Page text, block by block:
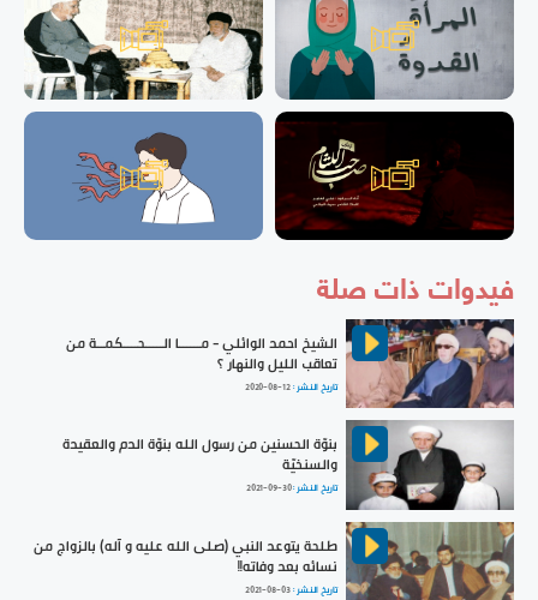
فيدوات ذات صلة
الشيخ احمد الوائلي - مــــــا الـــــحــــكمــة من
تعاقب الليل والنهار ؟
تاريخ النشر :2020-08-12
بنوّة الحسنين من رسول الله بنوّة الدم والعقيدة
والسنخيّة
تاريخ النشر :2021-09-30
طلحة يتوعد النبي (صلى الله عليه و آله) بالزواج من
نسائه بعد وفاته!!
تاريخ النشر :2021-08-03